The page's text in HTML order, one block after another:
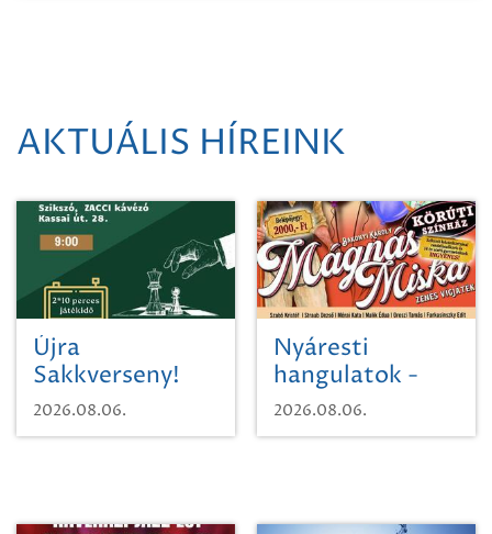
AKTUÁLIS HÍREINK
Újra
Sakkverseny!
2026.08.06.
Nyáresti
hangulatok -
Mágnás Miska
2026.08.06.